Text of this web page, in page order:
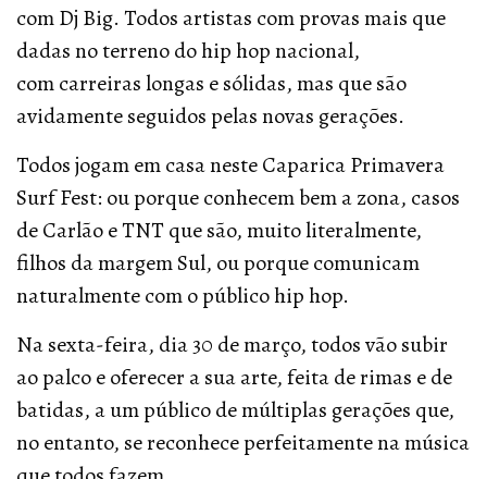
com Dj Big. Todos artistas com provas mais que
dadas no terreno do hip hop nacional,
com carreiras longas e sólidas, mas que são
avidamente seguidos pelas novas gerações.
Todos jogam em casa neste Caparica Primavera
Surf Fest: ou porque conhecem bem a zona, casos
de Carlão e TNT que são, muito literalmente,
filhos da margem Sul, ou porque comunicam
naturalmente com o público hip hop.
Na sexta-feira, dia 30 de março, todos vão subir
ao palco e oferecer a sua arte, feita de rimas e de
batidas, a um público de múltiplas gerações que,
no entanto, se reconhece perfeitamente na música